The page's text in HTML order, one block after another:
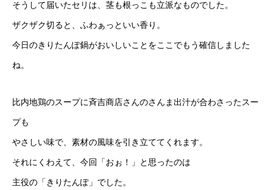
そうして届いたセリは、茎も根っこも立派なものでした。
ザクザク切ると、ふわぁっといい香り。
今日のきりたんぽ鍋がおいしいことをここでもう確信しました
ね。
比内地鶏のスープに斉吉商店さんのさんま出汁が合わさったスー
プも
やさしい味で、素材の風味を引き立ててくれます。
それにくわえて、今回「おぉ！」と思ったのは
主役の「きりたんぽ」でした。